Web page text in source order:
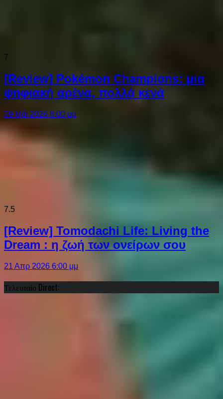
7
[Review] Pokémon Champions: μια
ψηφιακή αρένα, πολλά κενά
09 Μάι 2026 8:00 μμ
7.5
[Review] Tomodachi Life: Living the
Dream : η ζωή των ονείρων σου
21 Απρ 2026 6:00 μμ
Τελευταίο Direct: